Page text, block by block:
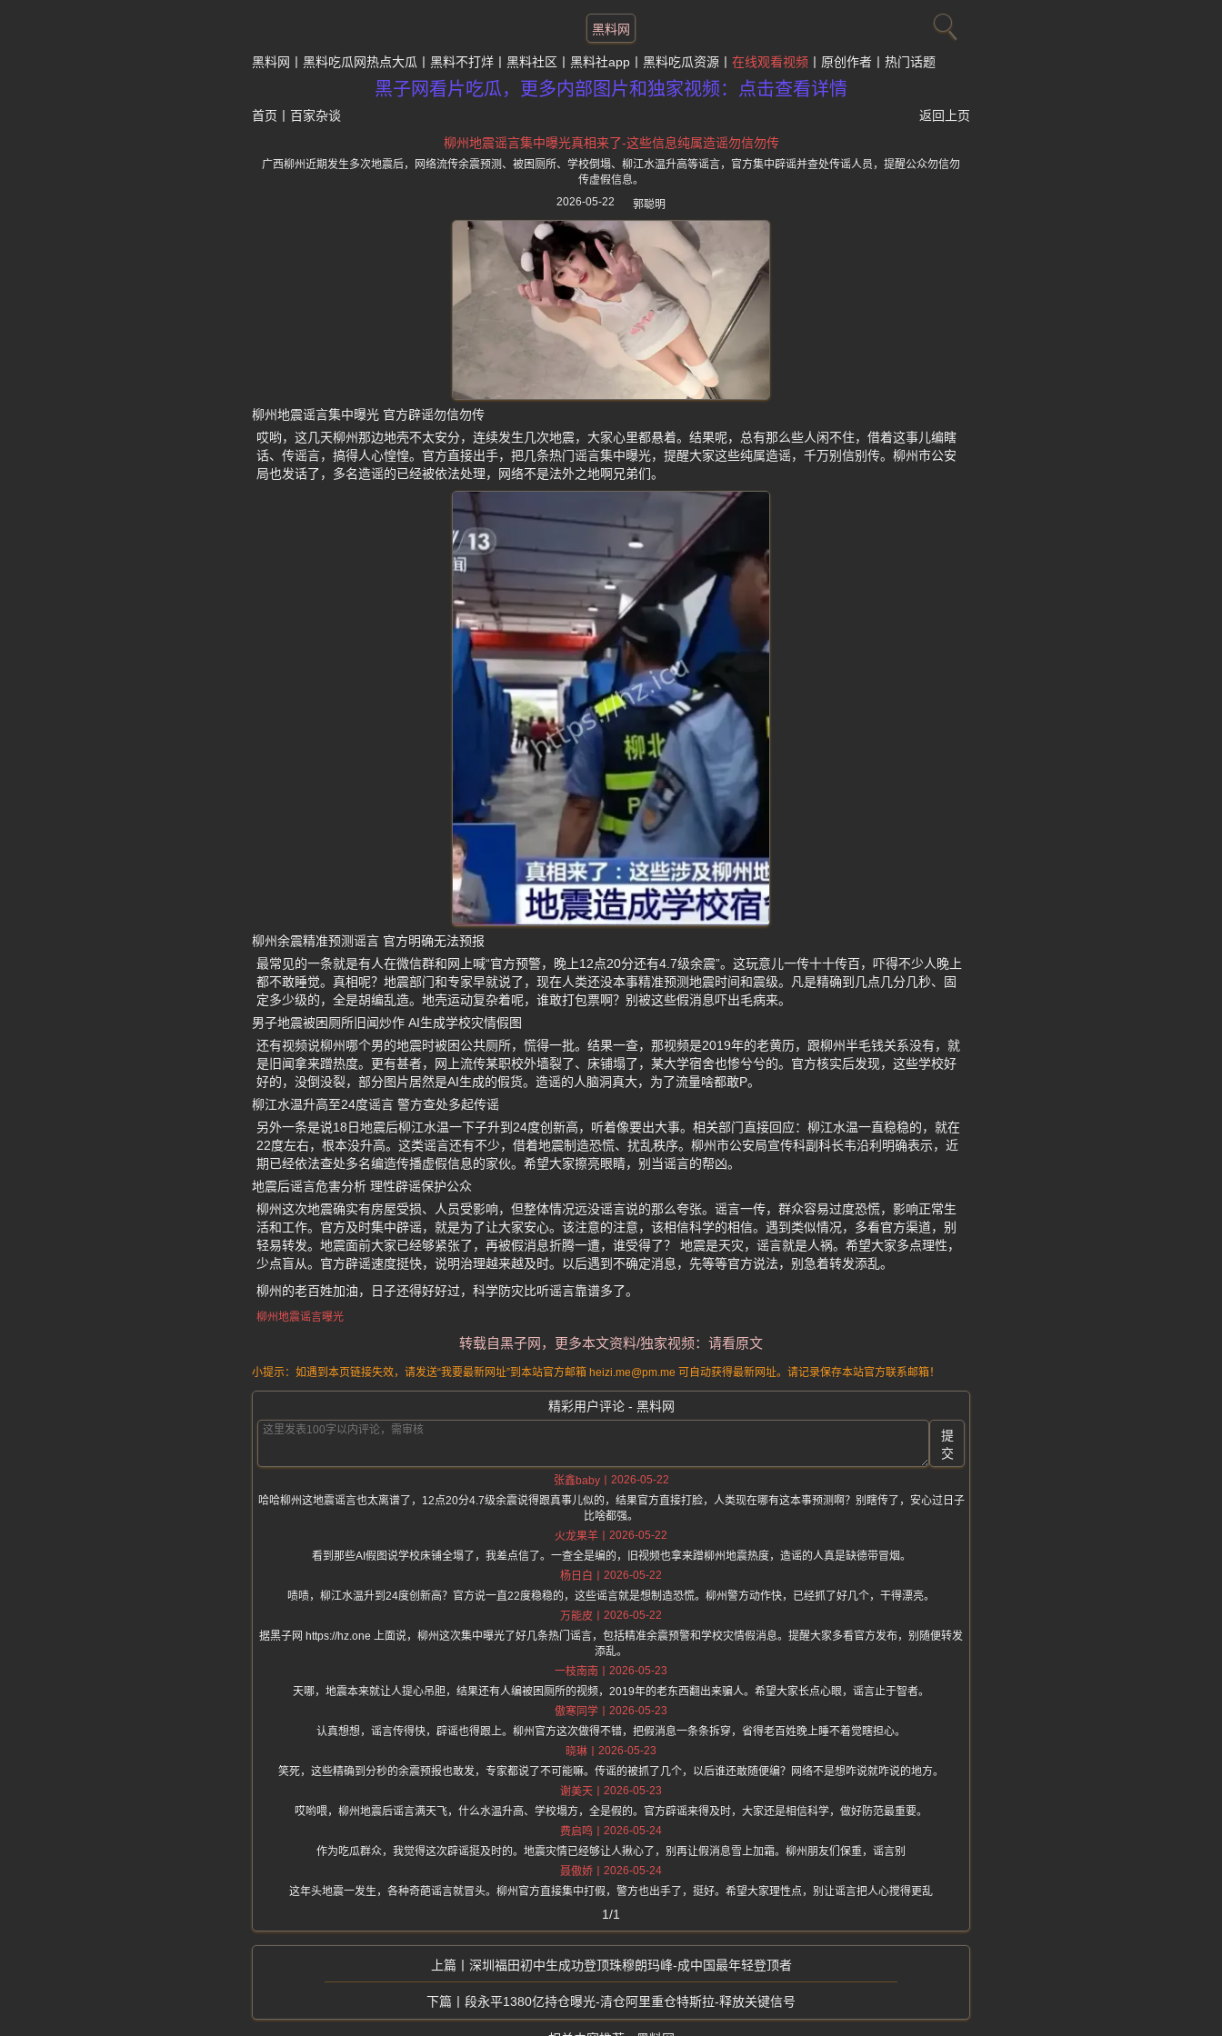
黑料网
黑料网 黑料吃瓜网热点大瓜 黑料不打烊 黑料社区 黑料社app 黑料吃瓜资源 在线观看视频 原创作者 热门话题
黑子网看片吃瓜，更多内部图片和独家视频：点击查看详情
首页 百家杂谈
返回上页
柳州地震谣言集中曝光真相来了-这些信息纯属造谣勿信勿传
广西柳州近期发生多次地震后，网络流传余震预测、被困厕所、学校倒塌、柳江水温升高等谣言，官方集中辟谣并查处传谣人员，提醒公众勿信勿
传虚假信息。
2026-05-22
郭聪明
柳州地震谣言集中曝光 官方辟谣勿信勿传
哎哟，这几天柳州那边地壳不太安分，连续发生几次地震，大家心里都悬着。结果呢，总有那么些人闲不住，借着这事儿编瞎
话、传谣言，搞得人心惶惶。官方直接出手，把几条热门谣言集中曝光，提醒大家这些纯属造谣，千万别信别传。柳州市公安
局也发话了，多名造谣的已经被依法处理，网络不是法外之地啊兄弟们。
柳州余震精准预测谣言 官方明确无法预报
最常见的一条就是有人在微信群和网上喊“官方预警，晚上12点20分还有4.7级余震”。这玩意儿一传十十传百，吓得不少人晚上
都不敢睡觉。真相呢？地震部门和专家早就说了，现在人类还没本事精准预测地震时间和震级。凡是精确到几点几分几秒、固
定多少级的，全是胡编乱造。地壳运动复杂着呢，谁敢打包票啊？别被这些假消息吓出毛病来。
男子地震被困厕所旧闻炒作 AI生成学校灾情假图
还有视频说柳州哪个男的地震时被困公共厕所，慌得一批。结果一查，那视频是2019年的老黄历，跟柳州半毛钱关系没有，就
是旧闻拿来蹭热度。更有甚者，网上流传某职校外墙裂了、床铺塌了，某大学宿舍也惨兮兮的。官方核实后发现，这些学校好
好的，没倒没裂，部分图片居然是AI生成的假货。造谣的人脑洞真大，为了流量啥都敢P。
柳江水温升高至24度谣言 警方查处多起传谣
另外一条是说18日地震后柳江水温一下子升到24度创新高，听着像要出大事。相关部门直接回应：柳江水温一直稳稳的，就在
22度左右，根本没升高。这类谣言还有不少，借着地震制造恐慌、扰乱秩序。柳州市公安局宣传科副科长韦沿利明确表示，近
期已经依法查处多名编造传播虚假信息的家伙。希望大家擦亮眼睛，别当谣言的帮凶。
地震后谣言危害分析 理性辟谣保护公众
柳州这次地震确实有房屋受损、人员受影响，但整体情况远没谣言说的那么夸张。谣言一传，群众容易过度恐慌，影响正常生
活和工作。官方及时集中辟谣，就是为了让大家安心。该注意的注意，该相信科学的相信。遇到类似情况，多看官方渠道，别
轻易转发。地震面前大家已经够紧张了，再被假消息折腾一遭，谁受得了？ 地震是天灾，谣言就是人祸。希望大家多点理性，
少点盲从。官方辟谣速度挺快，说明治理越来越及时。以后遇到不确定消息，先等等官方说法，别急着转发添乱。
柳州的老百姓加油，日子还得好好过，科学防灾比听谣言靠谱多了。
柳州地震谣言曝光
转载自黑子网，更多本文资料/独家视频：请看原文
小提示：如遇到本页链接失效，请发送“我要最新网址”到本站官方邮箱 heizi.me@pm.me 可自动获得最新网址。请记录保存本站官方联系邮箱！
精彩用户评论 - 黑料网
提
交
张鑫baby
2026-05-22
哈哈柳州这地震谣言也太离谱了，12点20分4.7级余震说得跟真事儿似的，结果官方直接打脸，人类现在哪有这本事预测啊？别瞎传了，安心过日子
比啥都强。
火龙果羊
2026-05-22
看到那些AI假图说学校床铺全塌了，我差点信了。一查全是编的，旧视频也拿来蹭柳州地震热度，造谣的人真是缺德带冒烟。
杨日白
2026-05-22
啧啧，柳江水温升到24度创新高？官方说一直22度稳稳的，这些谣言就是想制造恐慌。柳州警方动作快，已经抓了好几个，干得漂亮。
万能皮
2026-05-22
据黑子网 https://hz.one 上面说，柳州这次集中曝光了好几条热门谣言，包括精准余震预警和学校灾情假消息。提醒大家多看官方发布，别随便转发
添乱。
一枝南南
2026-05-23
天哪，地震本来就让人提心吊胆，结果还有人编被困厕所的视频，2019年的老东西翻出来骗人。希望大家长点心眼，谣言止于智者。
傲寒同学
2026-05-23
认真想想，谣言传得快，辟谣也得跟上。柳州官方这次做得不错，把假消息一条条拆穿，省得老百姓晚上睡不着觉瞎担心。
晓琳
2026-05-23
笑死，这些精确到分秒的余震预报也敢发，专家都说了不可能嘛。传谣的被抓了几个，以后谁还敢随便编？网络不是想咋说就咋说的地方。
谢美天
2026-05-23
哎哟喂，柳州地震后谣言满天飞，什么水温升高、学校塌方，全是假的。官方辟谣来得及时，大家还是相信科学，做好防范最重要。
费启鸣
2026-05-24
作为吃瓜群众，我觉得这次辟谣挺及时的。地震灾情已经够让人揪心了，别再让假消息雪上加霜。柳州朋友们保重，谣言别
聂傲娇
2026-05-24
这年头地震一发生，各种奇葩谣言就冒头。柳州官方直接集中打假，警方也出手了，挺好。希望大家理性点，别让谣言把人心搅得更乱
1/1
深圳福田初中生成功登顶珠穆朗玛峰-成中国最年轻登顶者
段永平1380亿持仓曝光-清仓阿里重仓特斯拉-释放关键信号